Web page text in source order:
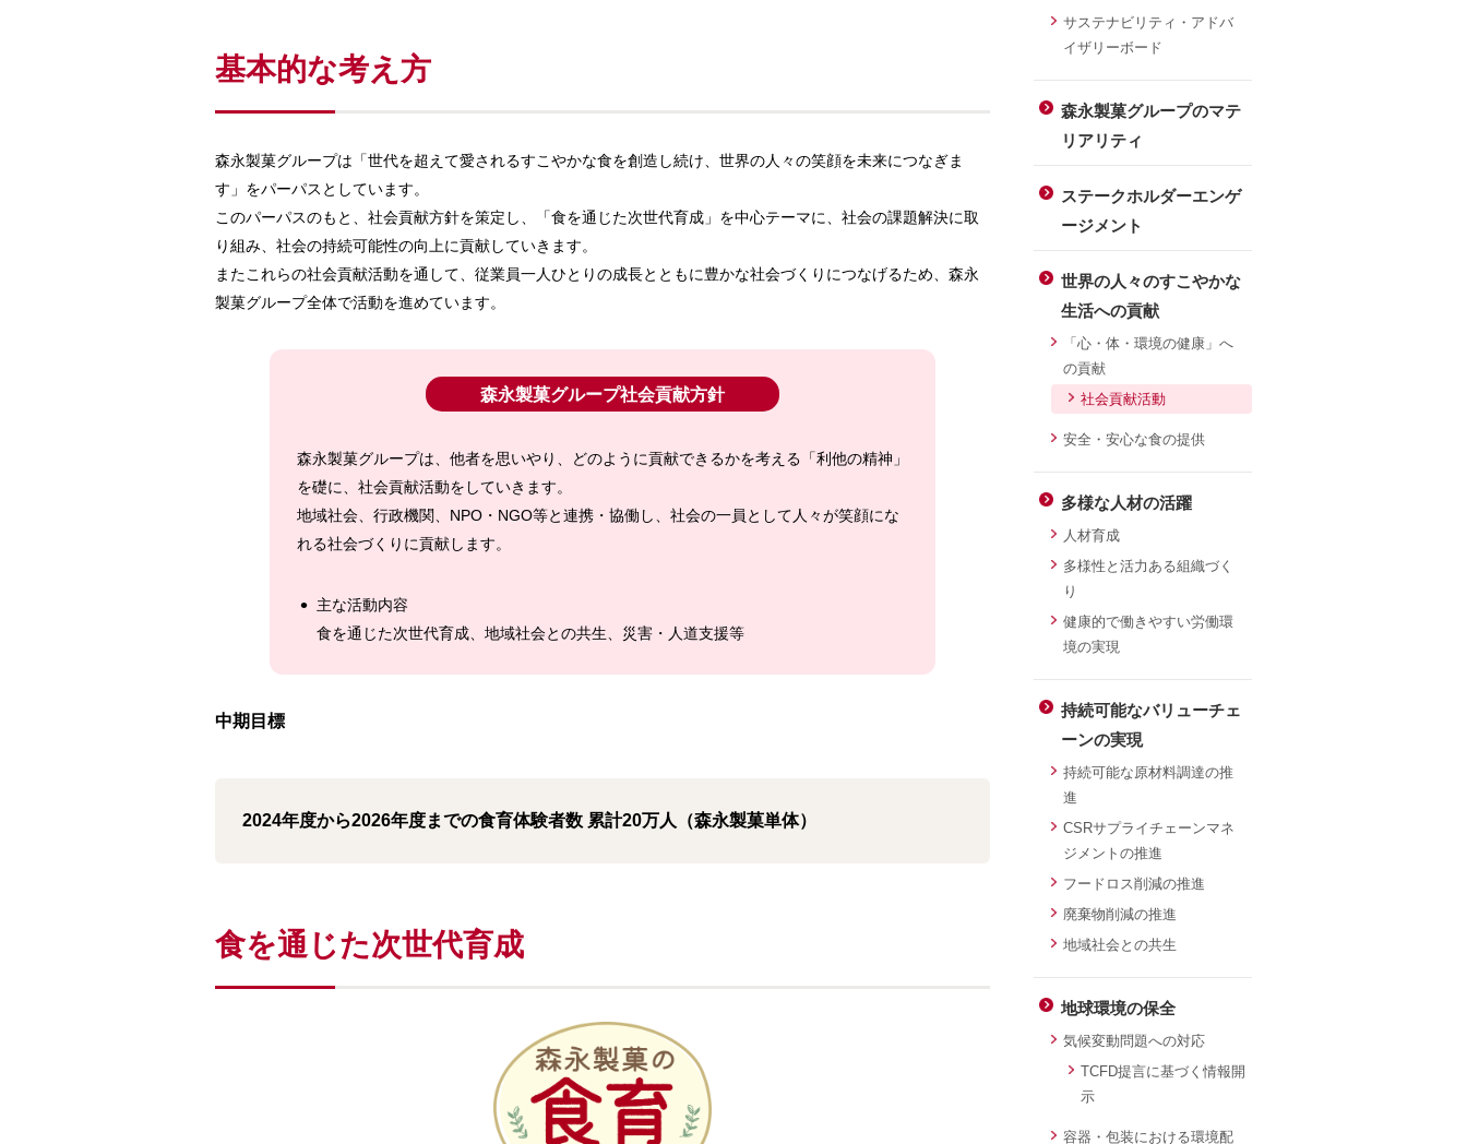
基本的な考え方
森永製菓グループは「世代を超えて愛されるすこやかな食を創造し続け、世界の人々の笑顔を未来につなぎま
す」をパーパスとしています。
このパーパスのもと、社会貢献方針を策定し、「食を通じた次世代育成」を中心テーマに、社会の課題解決に取
り組み、社会の持続可能性の向上に貢献していきます。
またこれらの社会貢献活動を通して、従業員一人ひとりの成長とともに豊かな社会づくりにつなげるため、森永
製菓グループ全体で活動を進めています。
森永製菓グループ社会貢献方針
森永製菓グループは、他者を思いやり、どのように貢献できるかを考える「利他の精神」
を礎に、社会貢献活動をしていきます。
地域社会、行政機関、NPO・NGO等と連携・協働し、社会の一員として人々が笑顔にな
れる社会づくりに貢献します。
主な活動内容
食を通じた次世代育成、地域社会との共生、災害・人道支援等
中期目標
2024年度から2026年度までの食育体験者数 累計20万人（森永製菓単体）
食を通じた次世代育成
サステナビリティ・アドバ
イザリーボード
森永製菓グループのマテ
リアリティ
ステークホルダーエンゲ
ージメント
世界の人々のすこやかな
生活への貢献
「心・体・環境の健康」へ
の貢献
社会貢献活動
安全・安心な食の提供
多様な人材の活躍
人材育成
多様性と活力ある組織づく
り
健康的で働きやすい労働環
境の実現
持続可能なバリューチェ
ーンの実現
持続可能な原材料調達の推
進
CSRサプライチェーンマネ
ジメントの推進
フードロス削減の推進
廃棄物削減の推進
地域社会との共生
地球環境の保全
気候変動問題への対応
TCFD提言に基づく情報開
示
容器・包装における環境配